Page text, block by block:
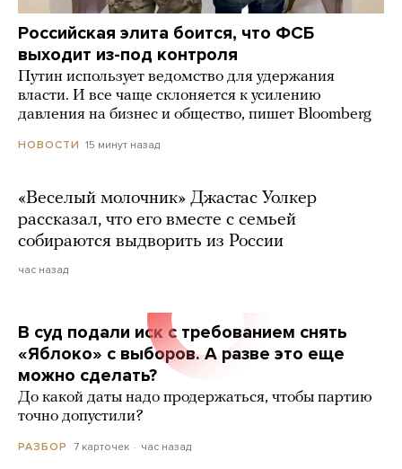
Российская элита боится, что ФСБ
выходит из-под контроля
Путин использует ведомство для удержания
власти. И все чаще склоняется к усилению
давления на бизнес и общество, пишет Bloomberg
НОВОСТИ 15 минут назад
«Веселый молочник» Джастас Уолкер
рассказал, что его вместе с семьей
собираются выдворить из России
час назад
В суд подали иск с требованием снять
«Яблоко» с выборов. А разве это еще
можно сделать?
До какой даты надо продержаться, чтобы партию
точно допустили?
РАЗБОР 7 карточек час назад